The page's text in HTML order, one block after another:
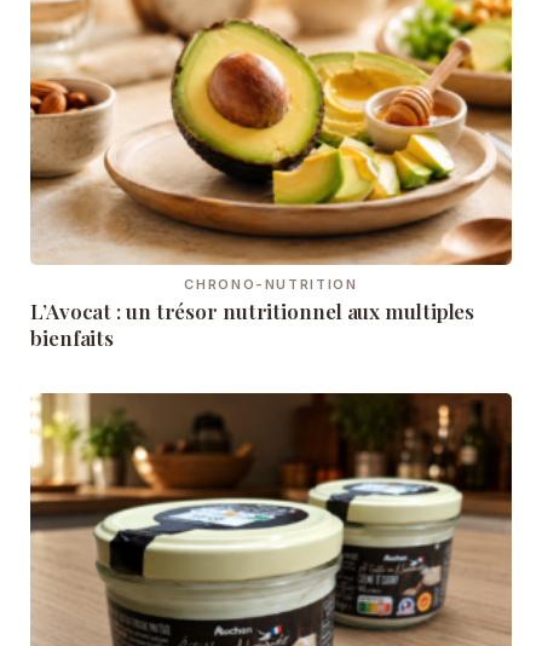
CHRONO-NUTRITION
L’Avocat : un trésor nutritionnel aux multiples
bienfaits